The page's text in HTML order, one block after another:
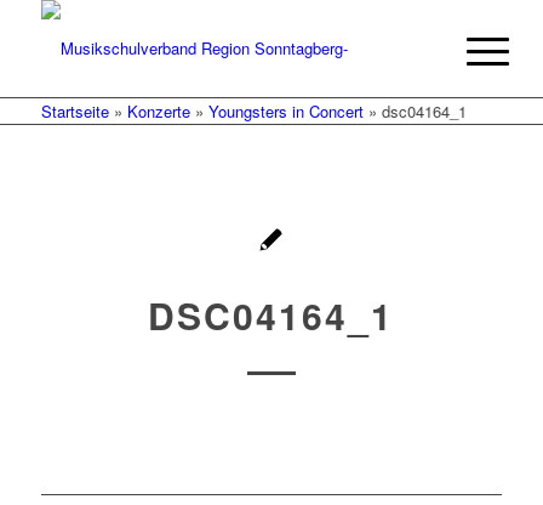
Startseite» Konzerte» Youngsters in Concert» dsc04164_1
DSC04164_1